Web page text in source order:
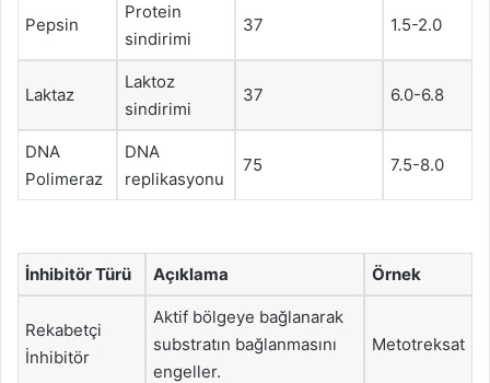
Pepsin
Protein
sindirimi
37 1.5-2.0
Laktaz
Laktoz
sindirimi
37 6.0-6.8
DNA
Polimeraz
DNA
replikasyonu
75 7.5-8.0
İnhibitör Türü Açıklama Örnek
Rekabetçi
İnhibitör
Aktif bölgeye bağlanarak
substratın bağlanmasını
engeller.
Metotreksat